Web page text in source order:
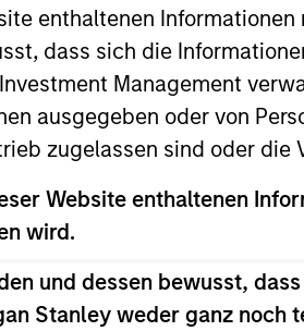
enthaltenen
dass sich die
Management
ausgegeben oder von
zugelassen sind oder
Website enthaltenen
wird.
und dessen bewusst,
Stanley weder ganz
in US-Dollar gemessenen
sich der S&P Pan Arab-
Oman, Jordanien, Bahrain
Analyse. Ziel ist der Aufbau